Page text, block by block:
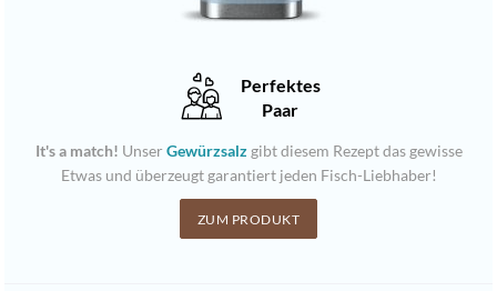
Perfektes
Paar
It's a match! Unser Gewürzsalz gibt diesem Rezept das gewisse
Etwas und überzeugt garantiert jeden Fisch-Liebhaber!
ZUM PRODUKT